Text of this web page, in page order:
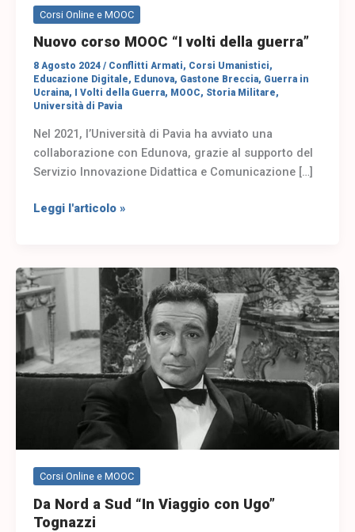
Corsi Online e MOOC
Nuovo corso MOOC “I volti della guerra”
8 Agosto 2024 / Conflitti Armati, Corsi Umanistici,
Educazione Digitale, Edunova, Gastone Breccia, Guerra in
Ucraina, I Volti della Guerra, MOOC, Storia Militare,
Università di Pavia
Nel 2021, l’Università di Pavia ha avviato una
collaborazione con Edunova, grazie al supporto del
Servizio Innovazione Didattica e Comunicazione […]
Leggi l'articolo »
Corsi Online e MOOC
Da Nord a Sud “In Viaggio con Ugo”
Tognazzi
Da
Nord
a
Sud
“In
Viaggio
Tognazzi